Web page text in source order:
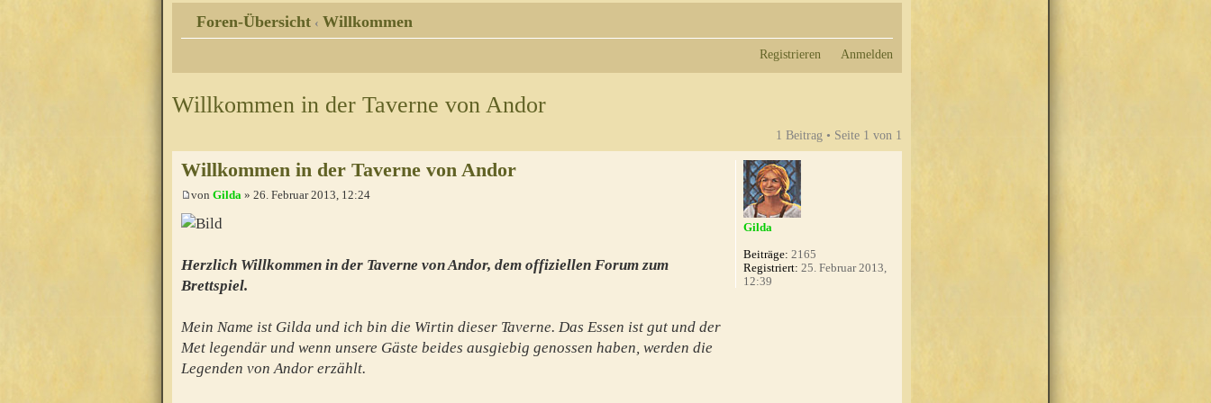
Foren-Übersicht ‹ Willkommen
Registrieren Anmelden
Willkommen in der Taverne von Andor
1 Beitrag • Seite 1 von 1
Willkommen in der Taverne von Andor
von Gilda » 26. Februar 2013, 12:24
Herzlich Willkommen in der Taverne von Andor, dem offiziellen Forum zum
Brettspiel.
Mein Name ist Gilda und ich bin die Wirtin dieser Taverne. Das Essen ist gut und der
Met legendär und wenn unsere Gäste beides ausgiebig genossen haben, werden die
Legenden von Andor erzählt.
Gilda
Beiträge: 2165
Registriert: 25. Februar 2013,
12:39